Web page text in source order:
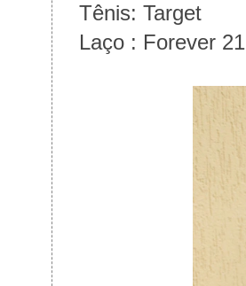
Tênis: Target
Laço : Forever 21